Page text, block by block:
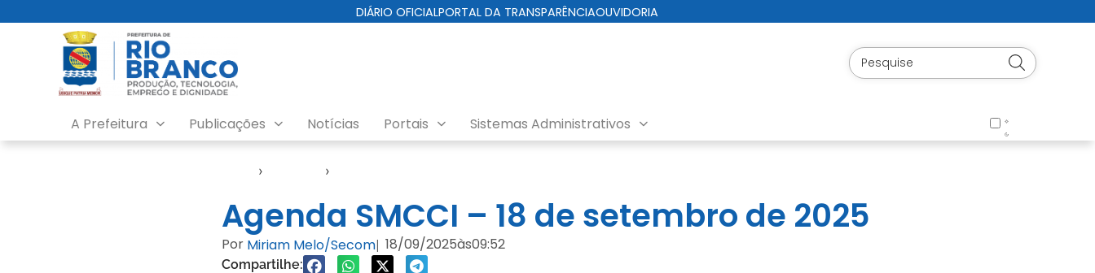
DIÁRIO OFICIALPORTAL DA TRANSPARÊNCIAOUVIDORIA
A Prefeitura Publicações Notícias Portais Sistemas Administrativos
› ›
Agenda SMCCI – 18 de setembro de 2025
Por Miriam Melo/Secom| 18/09/2025às09:52
Compartilhe: